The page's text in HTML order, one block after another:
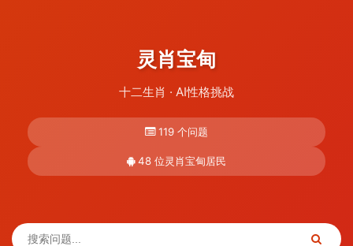
灵肖宝甸
十二生肖 · AI性格挑战
119 个问题
48 位灵肖宝甸居民